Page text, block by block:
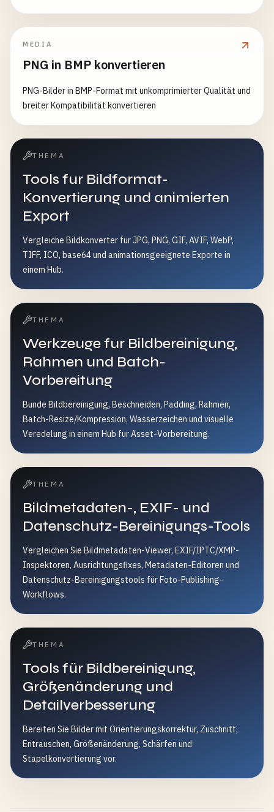
MEDIA
PNG in BMP konvertieren
PNG-Bilder in BMP-Format mit unkomprimierter Qualität und
breiter Kompatibilität konvertieren
THEMA
Tools fur Bildformat-
Konvertierung und animierten
Export
Vergleiche Bildkonverter fur JPG, PNG, GIF, AVIF, WebP,
TIFF, ICO, base64 und animationsgeeignete Exporte in
einem Hub.
THEMA
Werkzeuge fur Bildbereinigung,
Rahmen und Batch-
Vorbereitung
Bunde Bildbereinigung, Beschneiden, Padding, Rahmen,
Batch-Resize/Kompression, Wasserzeichen und visuelle
Veredelung in einem Hub fur Asset-Vorbereitung.
THEMA
Bildmetadaten-, EXIF- und
Datenschutz-Bereinigungs-Tools
Vergleichen Sie Bildmetadaten-Viewer, EXIF/IPTC/XMP-
Inspektoren, Ausrichtungsfixes, Metadaten-Editoren und
Datenschutz-Bereinigungstools für Foto-Publishing-
Workflows.
THEMA
Tools für Bildbereinigung,
Größenänderung und
Detailverbesserung
Bereiten Sie Bilder mit Orientierungskorrektur, Zuschnitt,
Entrauschen, Größenänderung, Schärfen und
Stapelkonvertierung vor.